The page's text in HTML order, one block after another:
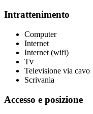
Intrattenimento
Computer
Internet
Internet (wifi)
Tv
Televisione via cavo
Scrivania
Accesso e posizione